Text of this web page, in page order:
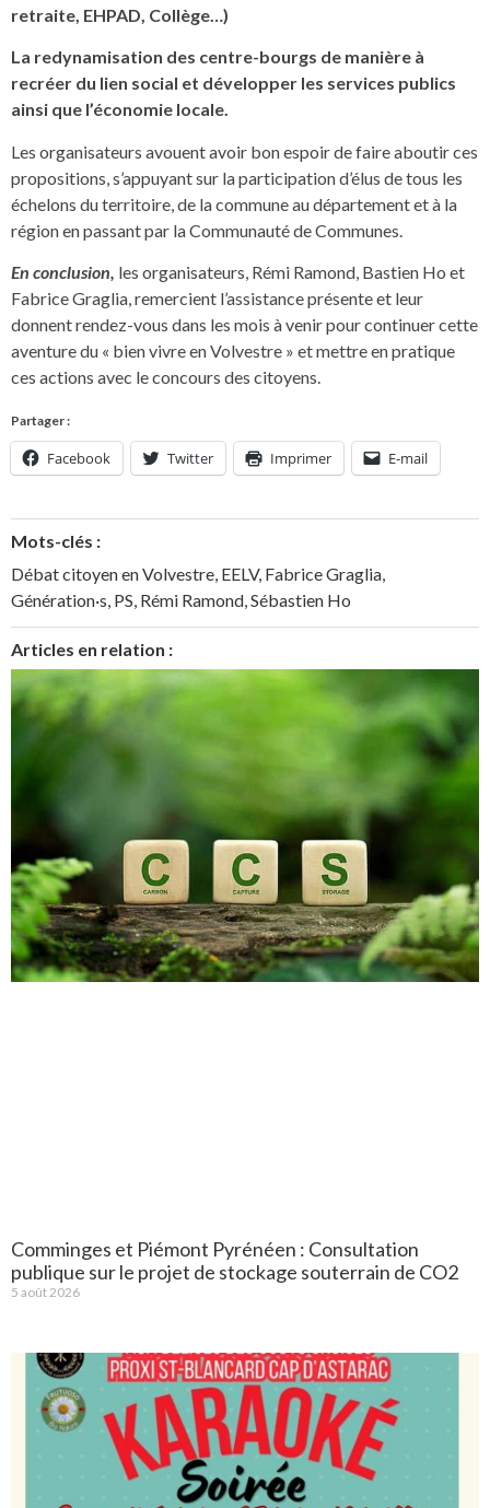
retraite, EHPAD, Collège…)
La redynamisation des centre-bourgs de manière à
recréer du lien social et développer les services publics
ainsi que l’économie locale.
Les organisateurs avouent avoir bon espoir de faire aboutir ces
propositions, s’appuyant sur la participation d’élus de tous les
échelons du territoire, de la commune au département et à la
région en passant par la Communauté de Communes.
En conclusion, les organisateurs, Rémi Ramond, Bastien Ho et
Fabrice Graglia, remercient l’assistance présente et leur
donnent rendez-vous dans les mois à venir pour continuer cette
aventure du « bien vivre en Volvestre » et mettre en pratique
ces actions avec le concours des citoyens.
Partager :
Facebook Twitter Imprimer E-mail
Mots-clés :
Débat citoyen en Volvestre, EELV, Fabrice Graglia,
Génération·s, PS, Rémi Ramond,Sébastien Ho
Articles en relation :
Comminges et Piémont Pyrénéen : Consultation
publique sur le projet de stockage souterrain de CO2
5 août 2026